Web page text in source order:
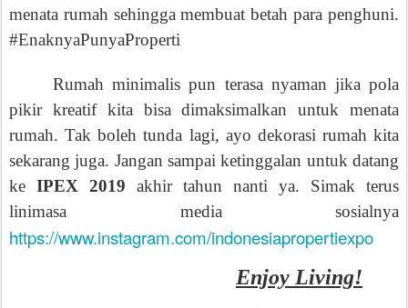
menata rumah sehingga membuat betah para penghuni.
#EnaknyaPunyaProperti
Rumah minimalis pun terasa nyaman jika pola
pikir kreatifkita bisa dimaksimalkan untuk menata
rumah.Tak boleh tunda lagi, ayo dekorasi rumah kita
sekarang juga. Jangan sampai ketinggalan untukdatang
ke IPEX 2019 akhir tahun nanti ya. Simak terus
linimasa media sosialnya
https://www.instagram.com/indonesiapropertiexpo
Enjoy Living!